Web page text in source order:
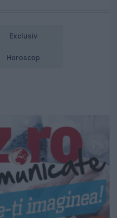
Exclusiv
Horoscop